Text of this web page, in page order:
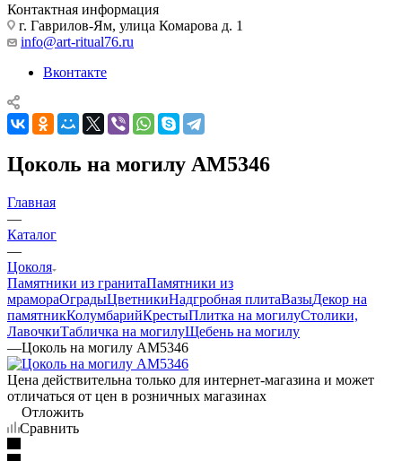
Контактная информация
г. Гаврилов-Ям, улица Комарова д. 1
info@art-ritual76.ru
Вконтакте
Цоколь на могилу AM5346
Главная
—
Каталог
—
Цоколя
Памятники из гранитаПамятники из
мрамораОградыЦветникиНадгробная плитаВазыДекор на
памятникКолумбарийКрестыПлитка на могилуСтолики,
ЛавочкиТабличка на могилуЩебень на могилу
—Цоколь на могилу AM5346
Цена действительна только для интернет-магазина и может
отличаться от цен в розничных магазинах
Отложить
Сравнить